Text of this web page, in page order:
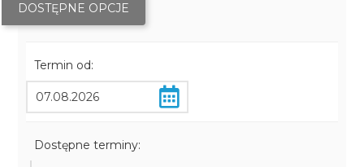
DOSTĘPNE OPCJE
Termin od:
Dostępne terminy: